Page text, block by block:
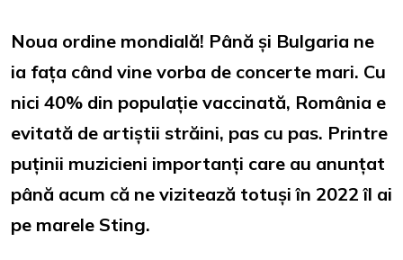
Noua ordine mondială! Până și Bulgaria ne
ia fața când vine vorba de concerte mari. Cu
nici 40% din populație vaccinată, România e
evitată de artiștii străini, pas cu pas. Printre
puținii muzicieni importanți care au anunțat
până acum că ne vizitează totuși în 2022 îl ai
pe marele Sting.